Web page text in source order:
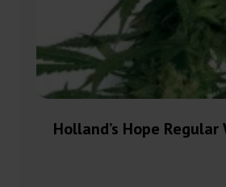
Holland’s Hope